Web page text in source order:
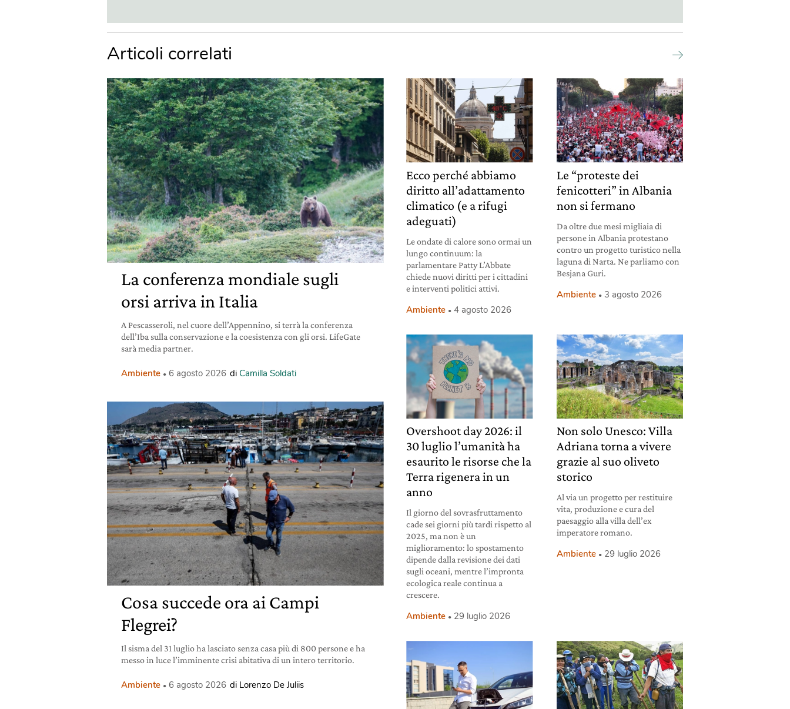
Articoli correlati
La conferenza mondiale sugli
orsi arriva in Italia
A Pescasseroli, nel cuore dell’Appennino, si terrà la conferenza
dell’Iba sulla conservazione e la coesistenza con gli orsi. LifeGate
sarà media partner.
Ambiente 6 agosto 2026 di Camilla Soldati
Cosa succede ora ai Campi
Flegrei?
Il sisma del 31 luglio ha lasciato senza casa più di 800 persone e ha
messo in luce l’imminente crisi abitativa di un intero territorio.
Ambiente 6 agosto 2026 di Lorenzo De Juliis
Ecco perché abbiamo
diritto all’adattamento
climatico (e a rifugi
adeguati)
Le ondate di calore sono ormai un
lungo continuum: la
parlamentare Patty L’Abbate
chiede nuovi diritti per i cittadini
e interventi politici attivi.
Ambiente 4 agosto 2026
Le “proteste dei
fenicotteri” in Albania
non si fermano
Da oltre due mesi migliaia di
persone in Albania protestano
contro un progetto turistico nella
laguna di Narta. Ne parliamo con
Besjana Guri.
Ambiente 3 agosto 2026
Overshoot day 2026: il
30 luglio l’umanità ha
esaurito le risorse che la
Terra rigenera in un
anno
Il giorno del sovrasfruttamento
cade sei giorni più tardi rispetto al
2025, ma non è un
miglioramento: lo spostamento
dipende dalla revisione dei dati
sugli oceani, mentre l’impronta
ecologica reale continua a
crescere.
Ambiente 29 luglio 2026
Non solo Unesco: Villa
Adriana torna a vivere
grazie al suo oliveto
storico
Al via un progetto per restituire
vita, produzione e cura del
paesaggio alla villa dell’ex
imperatore romano.
Ambiente 29 luglio 2026